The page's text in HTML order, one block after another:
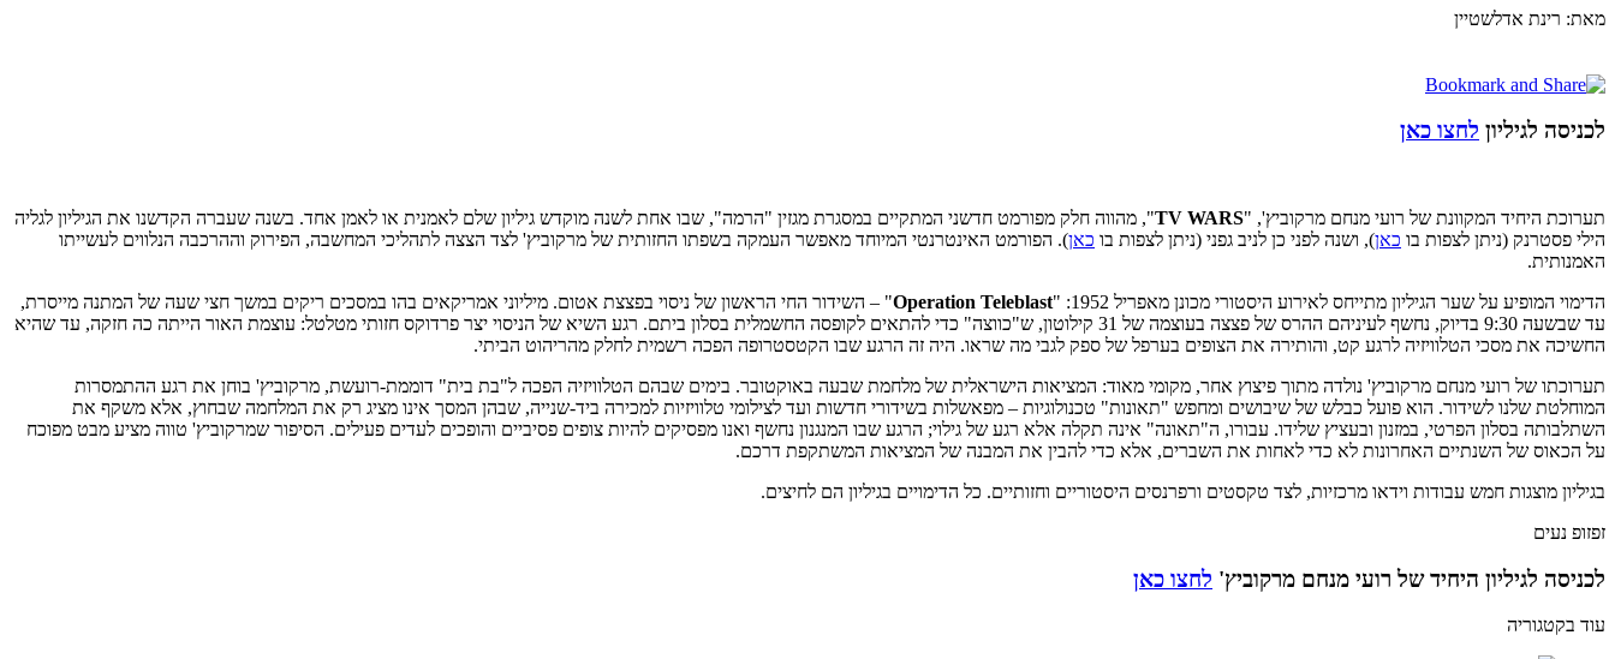
מאת: רינת אדלשטיין
לכניסה לגיליון לחצו כאן
תערוכת היחיד המקוונת של רועי מנחם מרקוביץ', "TV WARS", מהווה חלק מפורמט חדשני המתקיים במסגרת מגזין "הרמה", שבו אחת לשנה מוקדש גיליון שלם לאמנית או לאמן אחד. בשנה שעברה הקדשנו את הגיליון לגליה
הילי פסטרנק (ניתן לצפות בו כאן), ושנה לפני כן לניב גפני (ניתן לצפות בו כאן). הפורמט האינטרנטי המיוחד מאפשר העמקה בשפתו החזותית של מרקוביץ' לצד הצצה לתהליכי המחשבה, הפירוק וההרכבה הנלווים לעשייתו
האמנותית.
הדימוי המופיע על שער הגיליון מתייחס לאירוע היסטורי מכונן מאפריל 1952: "
Operation Teleblast" – השידור החי הראשון של ניסוי בפצצת אטום. מיליוני אמריקאים בהו במסכים ריקים במשך חצי שעה של המתנה מייסרת,
עד שבשעה 9:30 בדיוק, נחשף לעיניהם ההרס של פצצה בעוצמה של 31 קילוטון, ש"כווצה" כדי להתאים לקופסה החשמלית בסלון ביתם. רגע השיא של הניסוי יצר פרדוקס חזותי מטלטל: עוצמת האור הייתה כה חזקה, עד שהיא
החשיכה את מסכי הטלוויזיה לרגע קט, והותירה את הצופים בערפל של ספק לגבי מה שראו. היה זה הרגע שבו הקטסטרופה הפכה רשמית לחלק מהריהוט הביתי.
תערוכתו של רועי מנחם מרקוביץ' נולדה מתוך פיצוץ אחר, מקומי מאוד: המציאות הישראלית של מלחמת שבעה באוקטובר. בימים שבהם הטלוויזיה הפכה ל"בת בית" דוממת-רועשת, מרקוביץ' בוחן את רגע ההתמסרות
המוחלטת שלנו לשידור. הוא פועל כבלש של שיבושים ומחפש "תאונות" טכנולוגיות – מפאשלות בשידורי חדשות ועד לצילומי טלוויזיות למכירה ביד-שנייה, שבהן המסך אינו מציג רק את המלחמה שבחוץ, אלא משקף את
השתלבותה בסלון הפרטי, במזנון ובעציץ שלידו. עבורו, ה"תאונה" אינה תקלה אלא רגע של גילוי; הרגע שבו המנגנון נחשף ואנו מפסיקים להיות צופים פסיביים והופכים לעדים פעילים. הסיפור שמרקוביץ' טווה מציע מבט מפוכח
על הכאוס של השנתיים האחרונות לא כדי לאחות את השברים, אלא כדי להבין את המבנה של המציאות המשתקפת דרכם.
בגיליון מוצגות חמש עבודות וידאו מרכזיות, לצד טקסטים ורפרנסים היסטוריים וחזותיים. כל הדימויים בגיליון הם לחיצים.
זפזופ נעים
לכניסה לגיליון היחיד של רועי מנחם מרקוביץ' לחצו כאן
עוד בקטגוריה